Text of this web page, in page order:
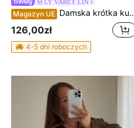
LY VAREY LIN
Magazyn UE Damska krótka kurtka z ekoskóry, casualowa bomberka zapinana na zamek, motocyklowa kurtka PU z kieszeniami na jesień
126,00zł
4-5 dni roboczych